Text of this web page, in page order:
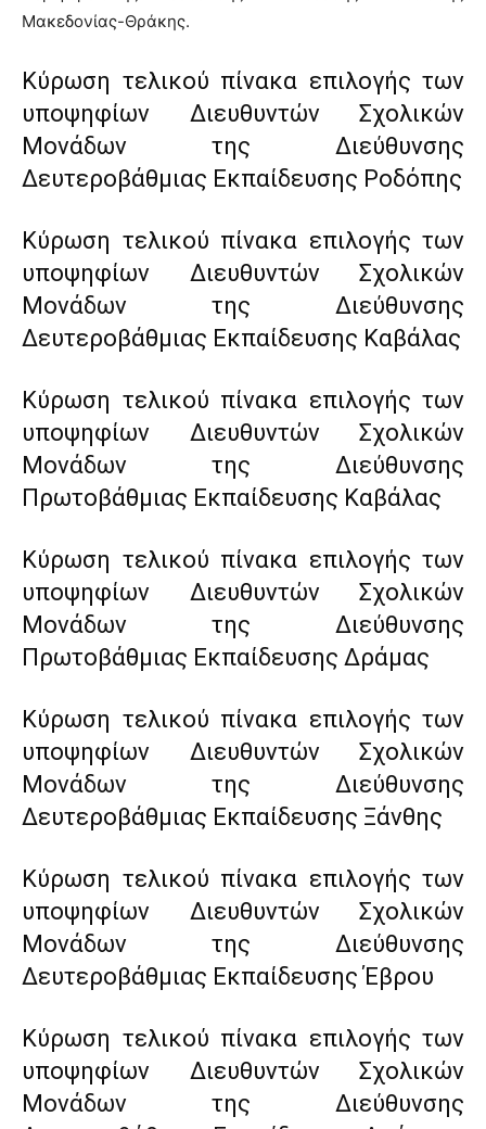
Μακεδονίας-Θράκης.
Κύρωση τελικού πίνακα επιλογής των
υποψηφίων Διευθυντών Σχολικών
Μονάδων της Διεύθυνσης
Δευτεροβάθμιας Εκπαίδευσης Ροδόπης
Κύρωση τελικού πίνακα επιλογής των
υποψηφίων Διευθυντών Σχολικών
Μονάδων της Διεύθυνσης
Δευτεροβάθμιας Εκπαίδευσης Καβάλας
Κύρωση τελικού πίνακα επιλογής των
υποψηφίων Διευθυντών Σχολικών
Μονάδων της Διεύθυνσης
Πρωτοβάθμιας Εκπαίδευσης Καβάλας
Κύρωση τελικού πίνακα επιλογής των
υποψηφίων Διευθυντών Σχολικών
Μονάδων της Διεύθυνσης
Πρωτοβάθμιας Εκπαίδευσης Δράμας
Κύρωση τελικού πίνακα επιλογής των
υποψηφίων Διευθυντών Σχολικών
Μονάδων της Διεύθυνσης
Δευτεροβάθμιας Εκπαίδευσης Ξάνθης
Κύρωση τελικού πίνακα επιλογής των
υποψηφίων Διευθυντών Σχολικών
Μονάδων της Διεύθυνσης
Δευτεροβάθμιας Εκπαίδευσης Έβρου
Κύρωση τελικού πίνακα επιλογής των
υποψηφίων Διευθυντών Σχολικών
Μονάδων της Διεύθυνσης